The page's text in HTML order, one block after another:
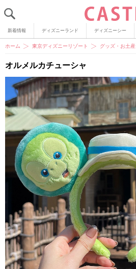
新着情報 ディズニーランド ディズニーシー
ホーム 東京ディズニーリゾート グッズ・お土産
オルメルカチューシャ